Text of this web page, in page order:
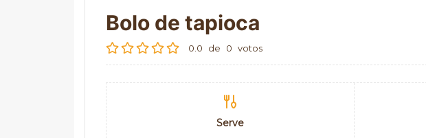
Bolo de tapioca
0.0 de 0 votos
Serve